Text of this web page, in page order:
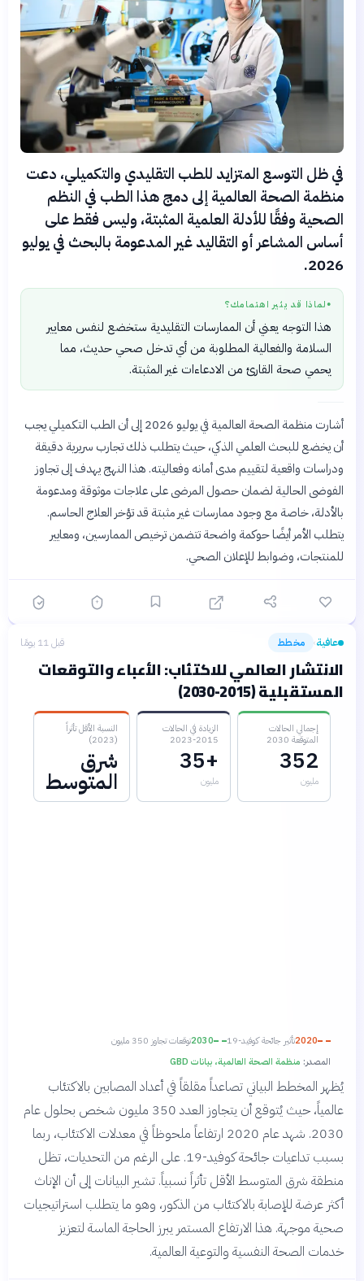
في ظل التوسع المتزايد للطب التقليدي والتكميلي، دعت
منظمة الصحة العالمية إلى دمج هذا الطب في النظم
الصحية وفقًا للأدلة العلمية المثبتة، وليس فقط على
أساس المشاعر أو التقاليد غير المدعومة بالبحث في يوليو
2026.
● لماذا قد يثير اهتمامك؟
هذا التوجه يعني أن الممارسات التقليدية ستخضع لنفس معايير
السلامة والفعالية المطلوبة من أي تدخل صحي حديث، مما
يحمي صحة القارئ من الادعاءات غير المثبتة.
أشارت منظمة الصحة العالمية في يوليو 2026 إلى أن الطب التكميلي يجب
أن يخضع للبحث العلمي الذكي، حيث يتطلب ذلك تجارب سريرية دقيقة
ودراسات واقعية لتقييم مدى أمانه وفعاليته. هذا النهج يهدف إلى تجاوز
الفوضى الحالية لضمان حصول المرضى على علاجات موثوقة ومدعومة
بالأدلة، خاصة مع وجود ممارسات غير مثبتة قد تؤخر العلاج الحاسم.
يتطلب الأمر أيضًا حوكمة واضحة تتضمن ترخيص الممارسين، ومعايير
للمنتجات، وضوابط للإعلان الصحي.
عافية› مخطط قبل 11 يومًا
الانتشار العالمي للاكتئاب: الأعباء والتوقعات
المستقبلية (2015-2030)
إجمالي الحالات
المتوقعة 2030
352
مليون
الزيادة في الحالات
2015-2023
+35
مليون
النسبة الأقل تأثراً
(2023)
شرق
المتوسط
2020تأثير جائحة كوفيد-19 2030توقعات تجاوز 350 مليون
المصدر: منظمة الصحة العالمية، بيانات GBD
يُظهر المخطط البياني تصاعداً مقلقاً في أعداد المصابين بالاكتئاب
عالمياً، حيث يُتوقع أن يتجاوز العدد 350 مليون شخص بحلول عام
2030. شهد عام 2020 ارتفاعاً ملحوظاً في معدلات الاكتئاب، ربما
بسبب تداعيات جائحة كوفيد-19. على الرغم من التحديات، تظل
منطقة شرق المتوسط الأقل تأثراً نسبياً. تشير البيانات إلى أن الإناث
أكثر عرضة للإصابة بالاكتئاب من الذكور، وهو ما يتطلب استراتيجيات
صحية موجهة. هذا الارتفاع المستمر يبرز الحاجة الماسة لتعزيز
خدمات الصحة النفسية والتوعية العالمية.